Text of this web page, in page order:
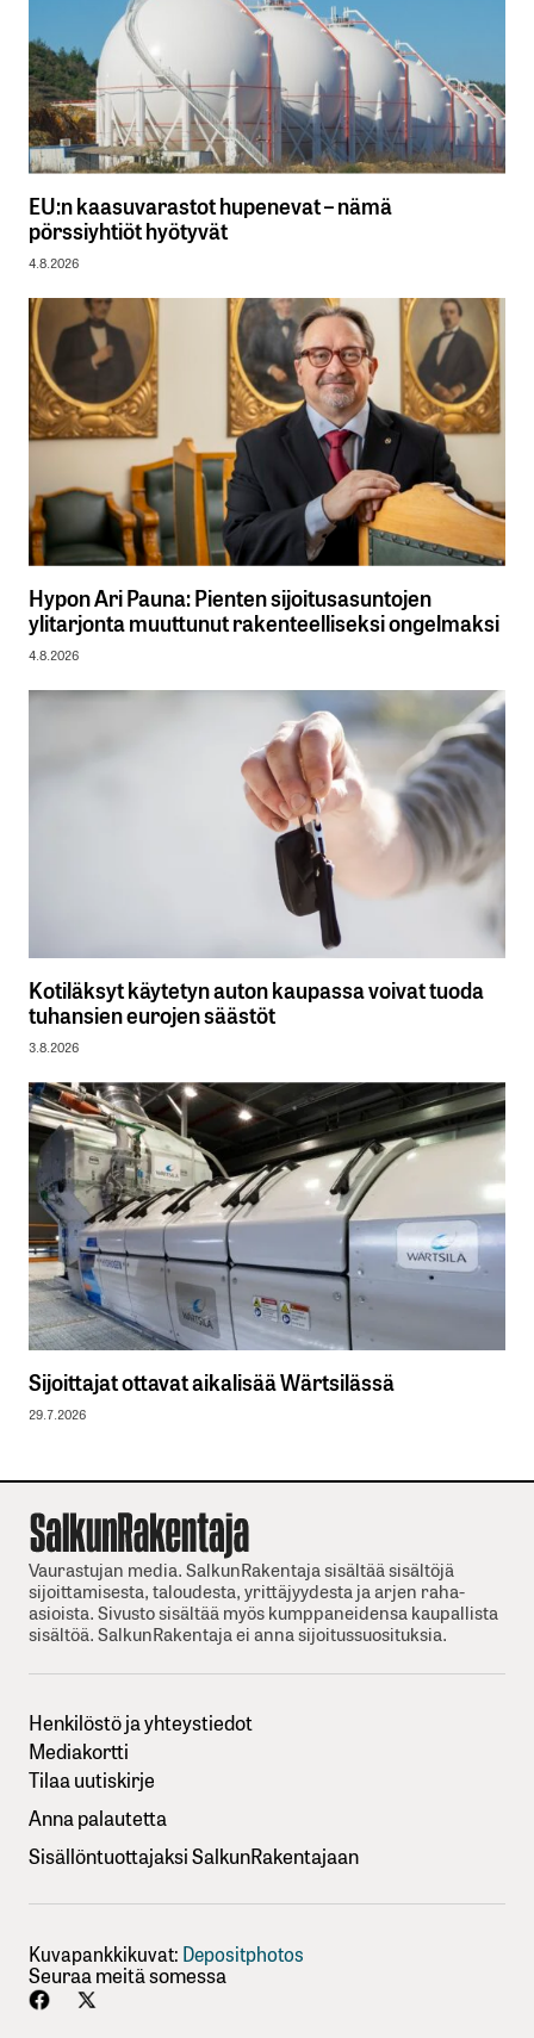
EU:n kaasuvarastot hupenevat – nämä
pörssiyhtiöt hyötyvät
4.8.2026
Hypon Ari Pauna: Pienten sijoitusasuntojen
ylitarjonta muuttunut rakenteelliseksi ongelmaksi
4.8.2026
Kotiläksyt käytetyn auton kaupassa voivat tuoda
tuhansien eurojen säästöt
3.8.2026
Sijoittajat ottavat aikalisää Wärtsilässä
29.7.2026
Vaurastujan media. SalkunRakentaja sisältää sisältöjä
sijoittamisesta, taloudesta, yrittäjyydesta ja arjen raha-
asioista. Sivusto sisältää myös kumppaneidensa kaupallista
sisältöä. SalkunRakentaja ei anna sijoitussuosituksia.
Henkilöstö ja yhteystiedot
Mediakortti
Tilaa uutiskirje
Anna palautetta
Sisällöntuottajaksi SalkunRakentajaan
Kuvapankkikuvat: Depositphotos
Seuraa meitä somessa